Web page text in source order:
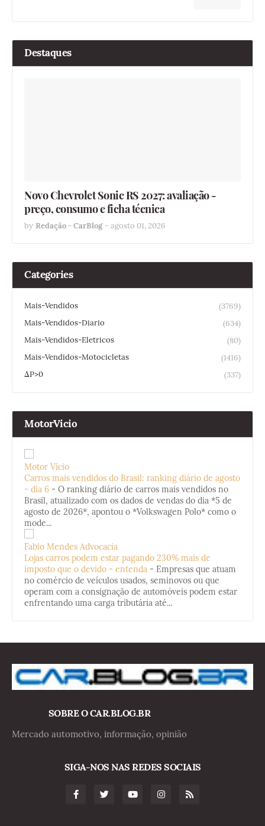
Destaques
Novo Chevrolet Sonic RS 2027: avaliação -
preço, consumo e ficha técnica
by Redação - CarBlog - agosto 01, 2026
Categories
Mais-Vendidos
(3769)
Mais-Vendidos-Diario
(634)
Mais-Vendidos-Eletricos
(80)
Mais-Vendidos-Motocicletas
(1416)
ΔP>0
(337)
MotorVicio
Motor Vício
Carros mais vendidos do Brasil: ranking diário de agosto
- dia 6 - O ranking diário de carros mais vendidos no
Brasil, atualizado com os dados de vendas do dia *5 de
agosto de 2026*, apontou o *Volkswagen Polo* como o
mode...
Fabio Mendes Advocacia
Lojas carros podem estar pagando 230% mais de
imposto que o devido - entenda - Empresas que atuam
no comércio de veículos usados, seminovos ou que
operam com a consignação de automóveis podem estar
enfrentando uma carga tributária até...
SOBRE O CAR.BLOG.BR
Mercado automotivo, informação, opinião
SIGA-NOS NAS REDES SOCIAIS